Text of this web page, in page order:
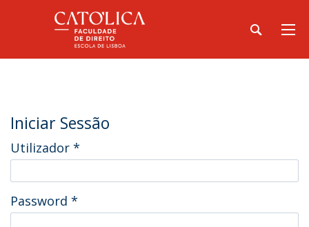
Iniciar Sessão
Utilizador *
Password *